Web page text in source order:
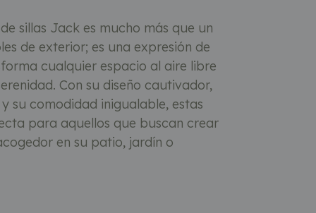
sillas Jack es mucho más que un
de exterior; es una expresión de
cualquier espacio al aire libre
Con su diseño cautivador,
su comodidad inigualable, estas
para aquellos que buscan crear
en su patio, jardín o